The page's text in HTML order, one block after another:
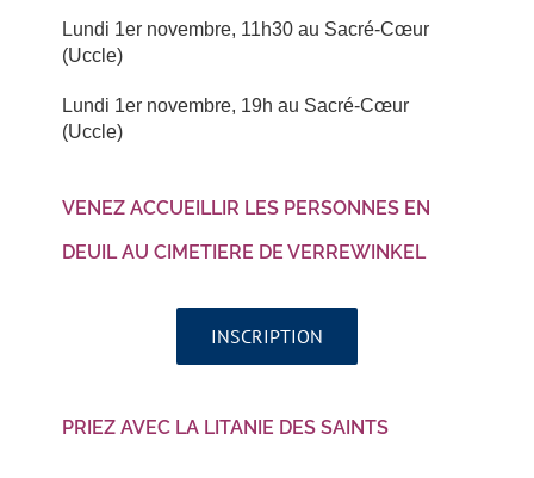
Lundi 1er novembre, 11h30 au Sacré-Cœur
(Uccle)
Lundi 1er novembre, 19h au Sacré-Cœur
(Uccle)
VENEZ ACCUEILLIR LES PERSONNES EN
DEUIL AU CIMETIERE DE VERREWINKEL
INSCRIPTION
PRIEZ AVEC LA LITANIE DES SAINTS